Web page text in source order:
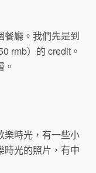
餐廳。我們先是到
rmb）的 credit。
樂時光，有一些小
時光的照片，有中